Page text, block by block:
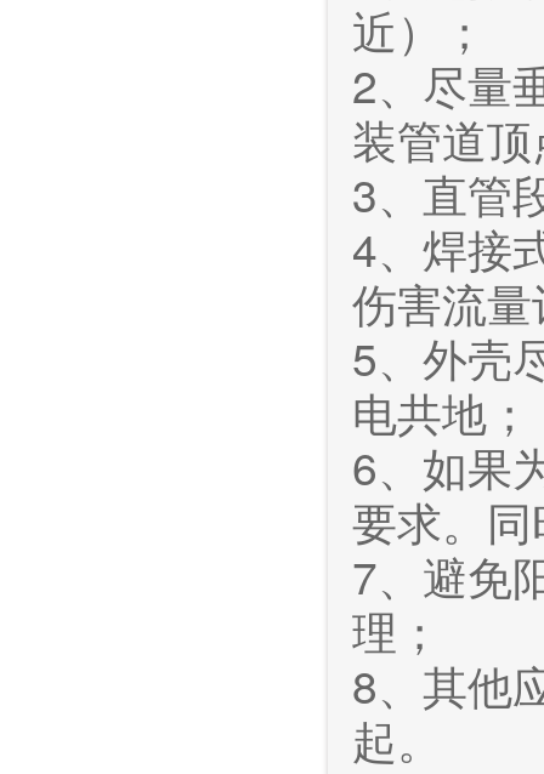
近）；
2、尽量
装管道
3、直管
4、焊接
伤害流
5、外壳
电共地；
6、如果
要求。
7、避免
理；
8、其他
起。